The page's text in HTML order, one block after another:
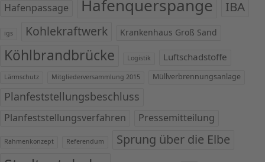
Hafenpassage Hafenquerspange IBA
igs Kohlekraftwerk Krankenhaus Groß Sand
Köhlbrandbrücke Logistik Luftschadstoffe
Lärmschutz Mitgliederversammlung 2015 Müllverbrennungsanlage
Planfeststellungsbeschluss
Planfeststellungsverfahren Pressemitteilung
Rahmenkonzept Referendum Sprung über die Elbe